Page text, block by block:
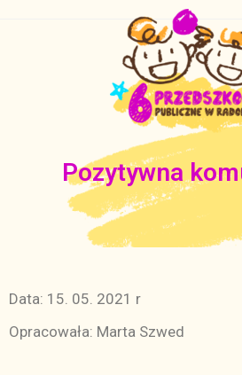
Pozytywna
Data: 15. 05. 2021 r
Opracowała: Marta Szwed